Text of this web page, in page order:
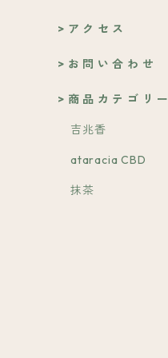
> ア ク セ ス
> お 問 い 合 わ せ
> 商 品 カ テ ゴ リ ー
吉兆香
ataracia CBD
抹茶